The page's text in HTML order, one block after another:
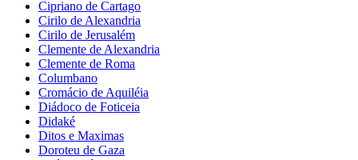
Cipriano de Cartago
Cirilo de Alexandria
Cirilo de Jerusalém
Clemente de Alexandria
Clemente de Roma
Columbano
Cromácio de Aquiléia
Diádoco de Foticeia
Didaké
Ditos e Maximas
Doroteu de Gaza